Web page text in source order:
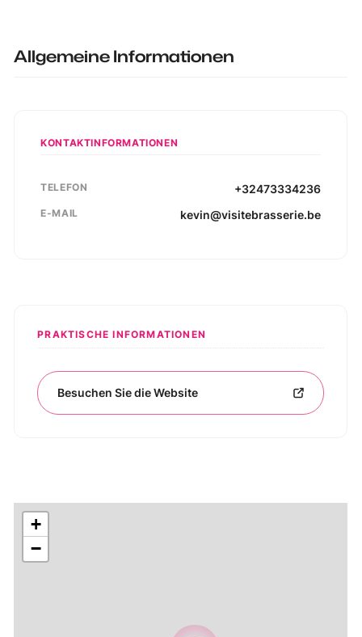
Allgemeine Informationen
KONTAKTINFORMATIONEN
TELEFON +32473334236
E-MAIL kevin@visitebrasserie.be
PRAKTISCHE INFORMATIONEN
Besuchen Sie die Website
+
−